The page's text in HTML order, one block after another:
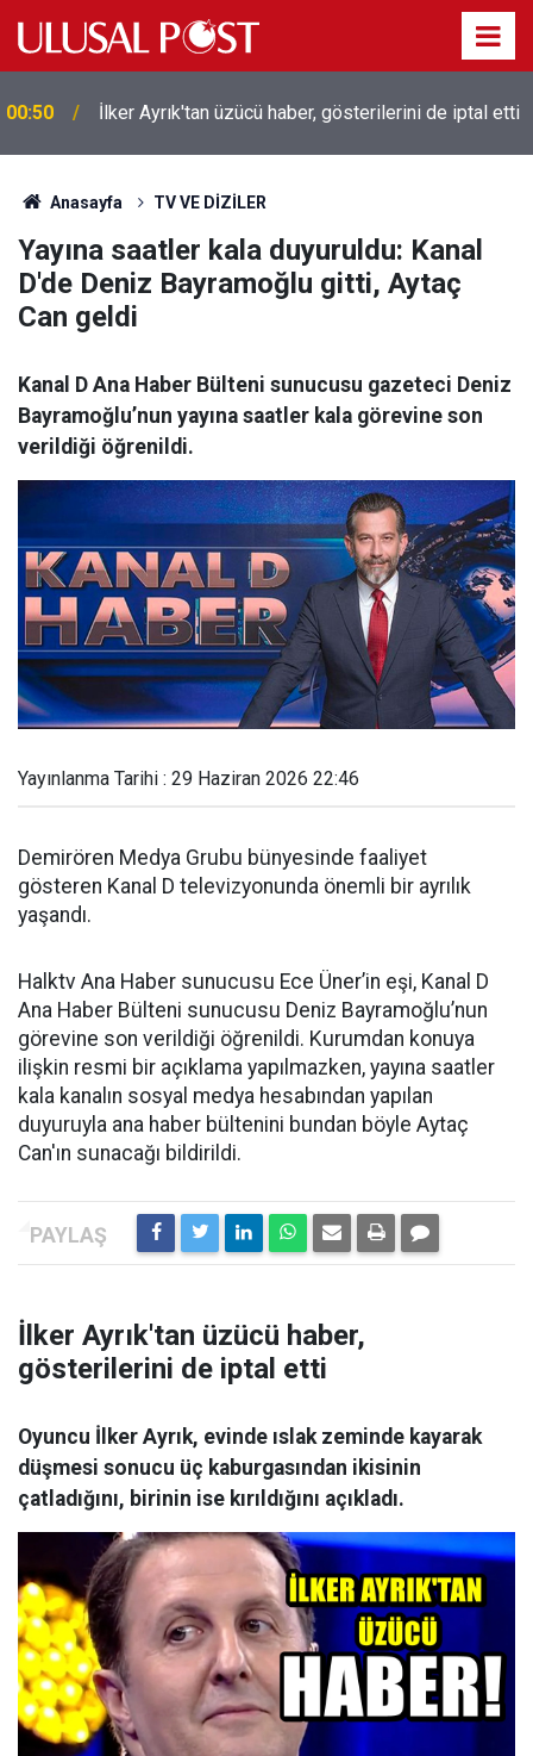
00:50 İlker Ayrık'tan üzücü haber, gösterilerini de iptal etti
Anasayfa TV VE DİZİLER
Yayına saatler kala duyuruldu: Kanal
D'de Deniz Bayramoğlu gitti, Aytaç
Can geldi
Kanal D Ana Haber Bülteni sunucusu gazeteci Deniz
Bayramoğlu’nun yayına saatler kala görevine son
verildiği öğrenildi.
Yayınlanma Tarihi : 29 Haziran 2026 22:46
Demirören Medya Grubu bünyesinde faaliyet
gösteren Kanal D televizyonunda önemli bir ayrılık
yaşandı.
Halktv Ana Haber sunucusu Ece Üner’in eşi, Kanal D
Ana Haber Bülteni sunucusu Deniz Bayramoğlu’nun
görevine son verildiği öğrenildi. Kurumdan konuya
ilişkin resmi bir açıklama yapılmazken, yayına saatler
kala kanalın sosyal medya hesabından yapılan
duyuruyla ana haber bültenini bundan böyle Aytaç
Can'ın sunacağı bildirildi.
İlker Ayrık'tan üzücü haber,
gösterilerini de iptal etti
Oyuncu İlker Ayrık, evinde ıslak zeminde kayarak
düşmesi sonucu üç kaburgasından ikisinin
çatladığını, birinin ise kırıldığını açıkladı.